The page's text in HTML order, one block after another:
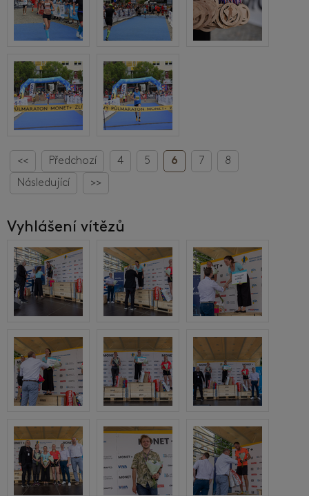
<< Předchozí 4 5 6 7
8
Následující
>>
Vyhlášení vítězů